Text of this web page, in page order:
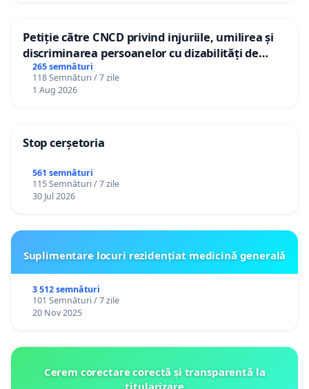
Petiție către CNCD privind injuriile, umilirea și
discriminarea persoanelor cu dizabilități de
către utilizatorul TikTok „Gorici”
265 semnături
118 Semnături / 7 zile
1 Aug 2026
Stop cerșetoria
561 semnături
115 Semnături / 7 zile
30 Jul 2026
Suplimentare locuri rezidențiat medicină generală
3 512 semnături
101 Semnături / 7 zile
20 Nov 2025
Cerem corectare corectă și transparentă la